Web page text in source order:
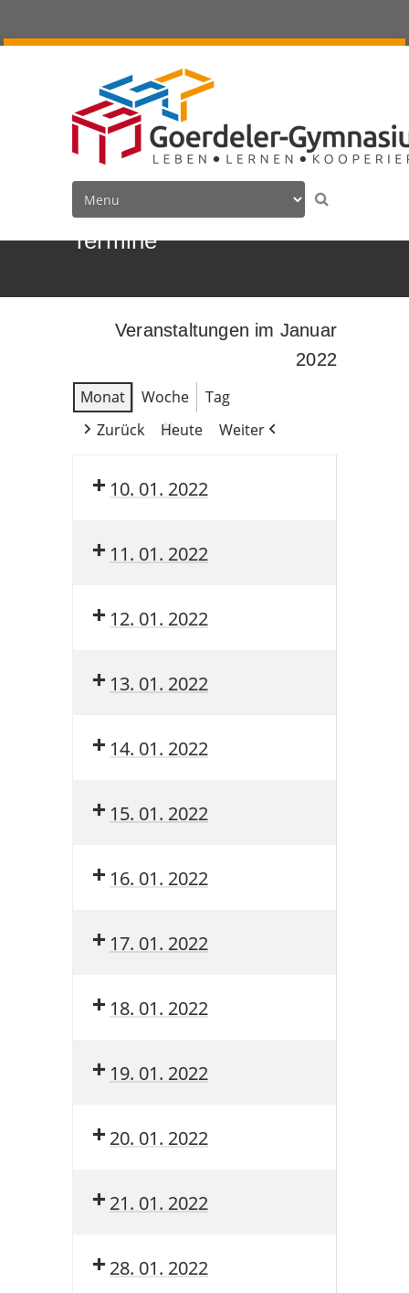
Termine
Veranstaltungen im Januar
2022
Monat
Woche
Tag
Zurück
Heute Weiter
10. 01. 2022
11. 01. 2022
12. 01. 2022
13. 01. 2022
14. 01. 2022
15. 01. 2022
16. 01. 2022
17. 01. 2022
18. 01. 2022
19. 01. 2022
20. 01. 2022
21. 01. 2022
28. 01. 2022